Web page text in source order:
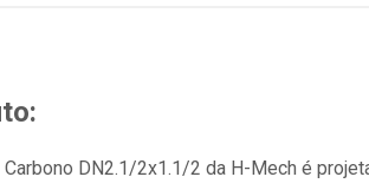
DN2.1/2x1.1/2 da H-Mech é